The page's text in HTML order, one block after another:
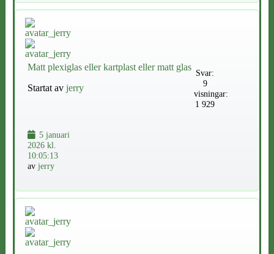
Matt plexiglas eller kartplast eller matt glas
Startat av jerry
Svar:
9
visningar:
1 929
5 januari
2026 kl.
10:05:13
av jerry